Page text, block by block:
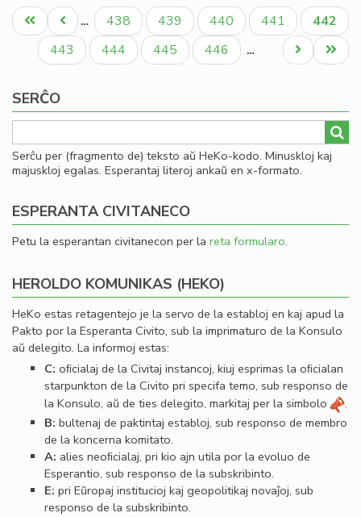
el
Pagination
Unua
paĝo
Antaŭa
paĝo
… Paĝo
438 Paĝo
439 Paĝo
440 Paĝo
441
Aktuala
paĝo
442
Paĝo
443 Paĝo
444 Paĝo
445 Paĝo
446 …
Last
page
Next
page
SERĈO
Serĉu per (fragmento de) teksto aŭ HeKo-kodo. Minuskloj kaj
majuskloj egalas. Esperantaj literoj ankaŭ en x-formato.
ESPERANTA CIVITANECO
Petu la esperantan civitanecon per la reta formularo.
HEROLDO KOMUNIKAS (HEKO)
HeKo estas retagentejo je la servo de la establoj en kaj apud la
Pakto por la Esperanta Civito, sub la imprimaturo de la Konsulo
aŭ delegito. La informoj estas:
C: oﬁcialaj de la Civitaj instancoj, kiuj esprimas la oﬁcialan
starpunkton de la Civito pri specifa temo, sub responso de
la Konsulo, aŭ de ties delegito, markitaj per la simbolo
.
B: bultenaj de paktintaj establoj, sub responso de membro
de la koncerna komitato.
A: alies neoﬁcialaj, pri kio ajn utila por la evoluo de
Esperantio, sub responso de la subskribinto.
E: pri Eŭropaj institucioj kaj geopolitikaj novaĵoj, sub
responso de la subskribinto.